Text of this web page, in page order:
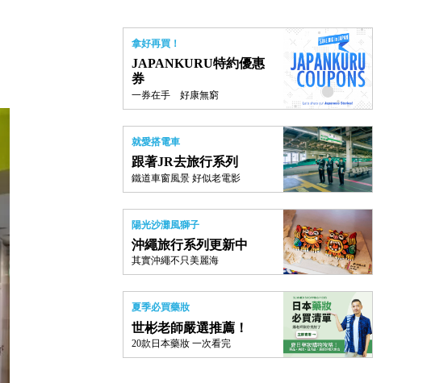
拿好再買！
JAPANKURU特約優惠
券
一券在手 好康無窮
就愛搭電車
跟著JR去旅行系列
鐵道車窗風景 好似老電影
陽光沙灘風獅子
沖繩旅行系列更新中
其實沖繩不只美麗海
夏季必買藥妝
世彬老師嚴選推薦！
20款日本藥妝 一次看完